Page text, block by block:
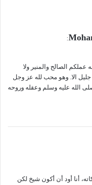
:
عملكم الصالح والمنير ولا
الا. وهو محب لله عز وجل
الله عليه وسلم وعقله وروحه
أنا أود أن أكون شيخ لكن